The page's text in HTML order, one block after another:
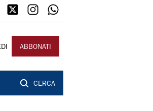
ABBONATI
CERCA